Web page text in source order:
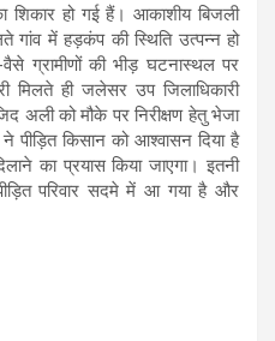
शिकार हो गई हैं। आकाशीय बिजली
गांव में हड़कंप की स्थिति उत्पन्न हो
ग्रामीणों की भीड़ घटनास्थल पर
ही जलेसर उप जिलाधिकारी
अली को मौके पर निरीक्षण हेतु भेजा
पीड़ित किसान को आश्वासन दिया है
का प्रयास किया जाएगा। इतनी
परिवार सदमे में आ गया है और